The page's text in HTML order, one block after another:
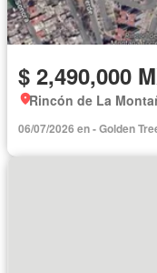
$ 2,490,000
Rincón de La
06/07/2026 en - Golden